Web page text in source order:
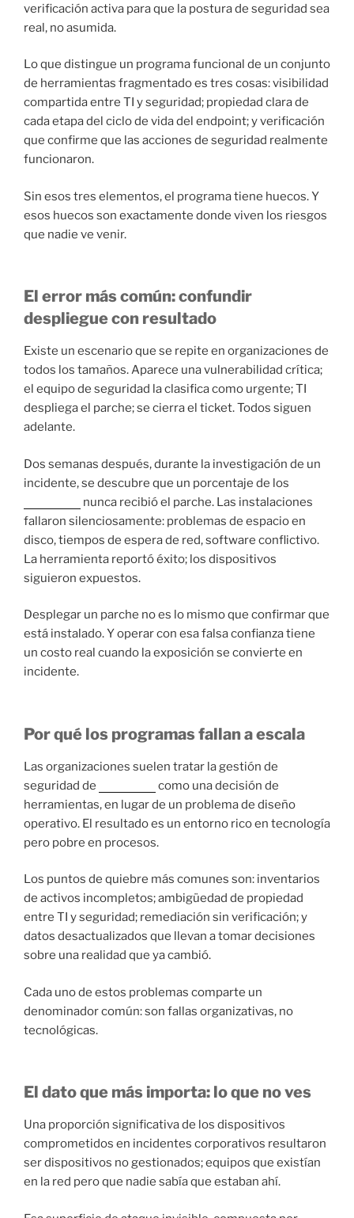
verificación activa para que la postura de seguridad sea
real, no asumida.
Lo que distingue un programa funcional de un conjunto
de herramientas fragmentado es tres cosas: visibilidad
compartida entre TI y seguridad; propiedad clara de
cada etapa del ciclo de vida del endpoint; y verificación
que confirme que las acciones de seguridad realmente
funcionaron.
Sin esos tres elementos, el programa tiene huecos. Y
esos huecos son exactamente donde viven los riesgos
que nadie ve venir.
El error más común: confundir
despliegue con resultado
Existe un escenario que se repite en organizaciones de
todos los tamaños. Aparece una vulnerabilidad crítica;
el equipo de seguridad la clasifica como urgente; TI
despliega el parche; se cierra el ticket. Todos siguen
adelante.
Dos semanas después, durante la investigación de un
incidente, se descubre que un porcentaje de los
nunca recibió el parche. Las instalaciones
fallaron silenciosamente: problemas de espacio en
disco, tiempos de espera de red, software conflictivo.
La herramienta reportó éxito; los dispositivos
siguieron expuestos.
Desplegar un parche no es lo mismo que confirmar que
está instalado. Y operar con esa falsa confianza tiene
un costo real cuando la exposición se convierte en
incidente.
Por qué los programas fallan a escala
Las organizaciones suelen tratar la gestión de
seguridad de
como una decisión de
herramientas, en lugar de un problema de diseño
operativo. El resultado es un entorno rico en tecnología
pero pobre en procesos.
Los puntos de quiebre más comunes son: inventarios
de activos incompletos; ambigüedad de propiedad
entre TI y seguridad; remediación sin verificación; y
datos desactualizados que llevan a tomar decisiones
sobre una realidad que ya cambió.
Cada uno de estos problemas comparte un
denominador común: son fallas organizativas, no
tecnológicas.
El dato que más importa: lo que no ves
Una proporción significativa de los dispositivos
comprometidos en incidentes corporativos resultaron
ser dispositivos no gestionados; equipos que existían
en la red pero que nadie sabía que estaban ahí.